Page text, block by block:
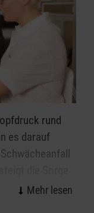
rund
es darauf
im Alltag. Wie